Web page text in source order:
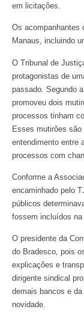
em licitações.
Os acompanhantes
Manaus, incluindo
O Tribunal de
protagonistas de
passado. Segundo
promoveu dois
processos tinham
Esses mutirões
entendimento entre
processos com
Conforme a
encaminhado pelo
públicos
fossem incluídos na
O presidente da
do Bradesco, pois
explicações e
dirigente sindical
demais bancos e
novidade.